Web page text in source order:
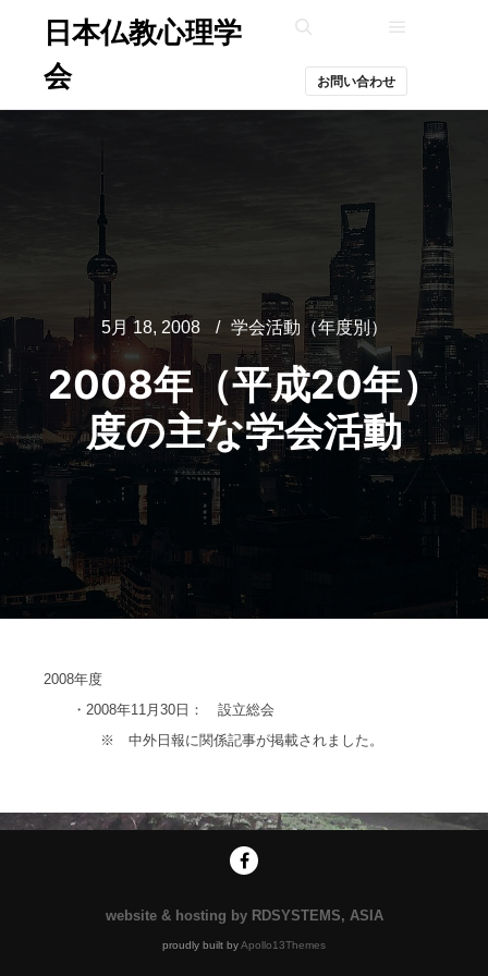
日本仏教心理学
会
お問い合わせ
5月 18, 2008 学会活動（年度別）
2008年（平成20年）
度の主な学会活動
2008年度
・2008年11月30日： 設立総会
※ 中外日報に関係記事が掲載されました。
website & hosting by RDSYSTEMS, ASIA
proudly built byApollo13Themes